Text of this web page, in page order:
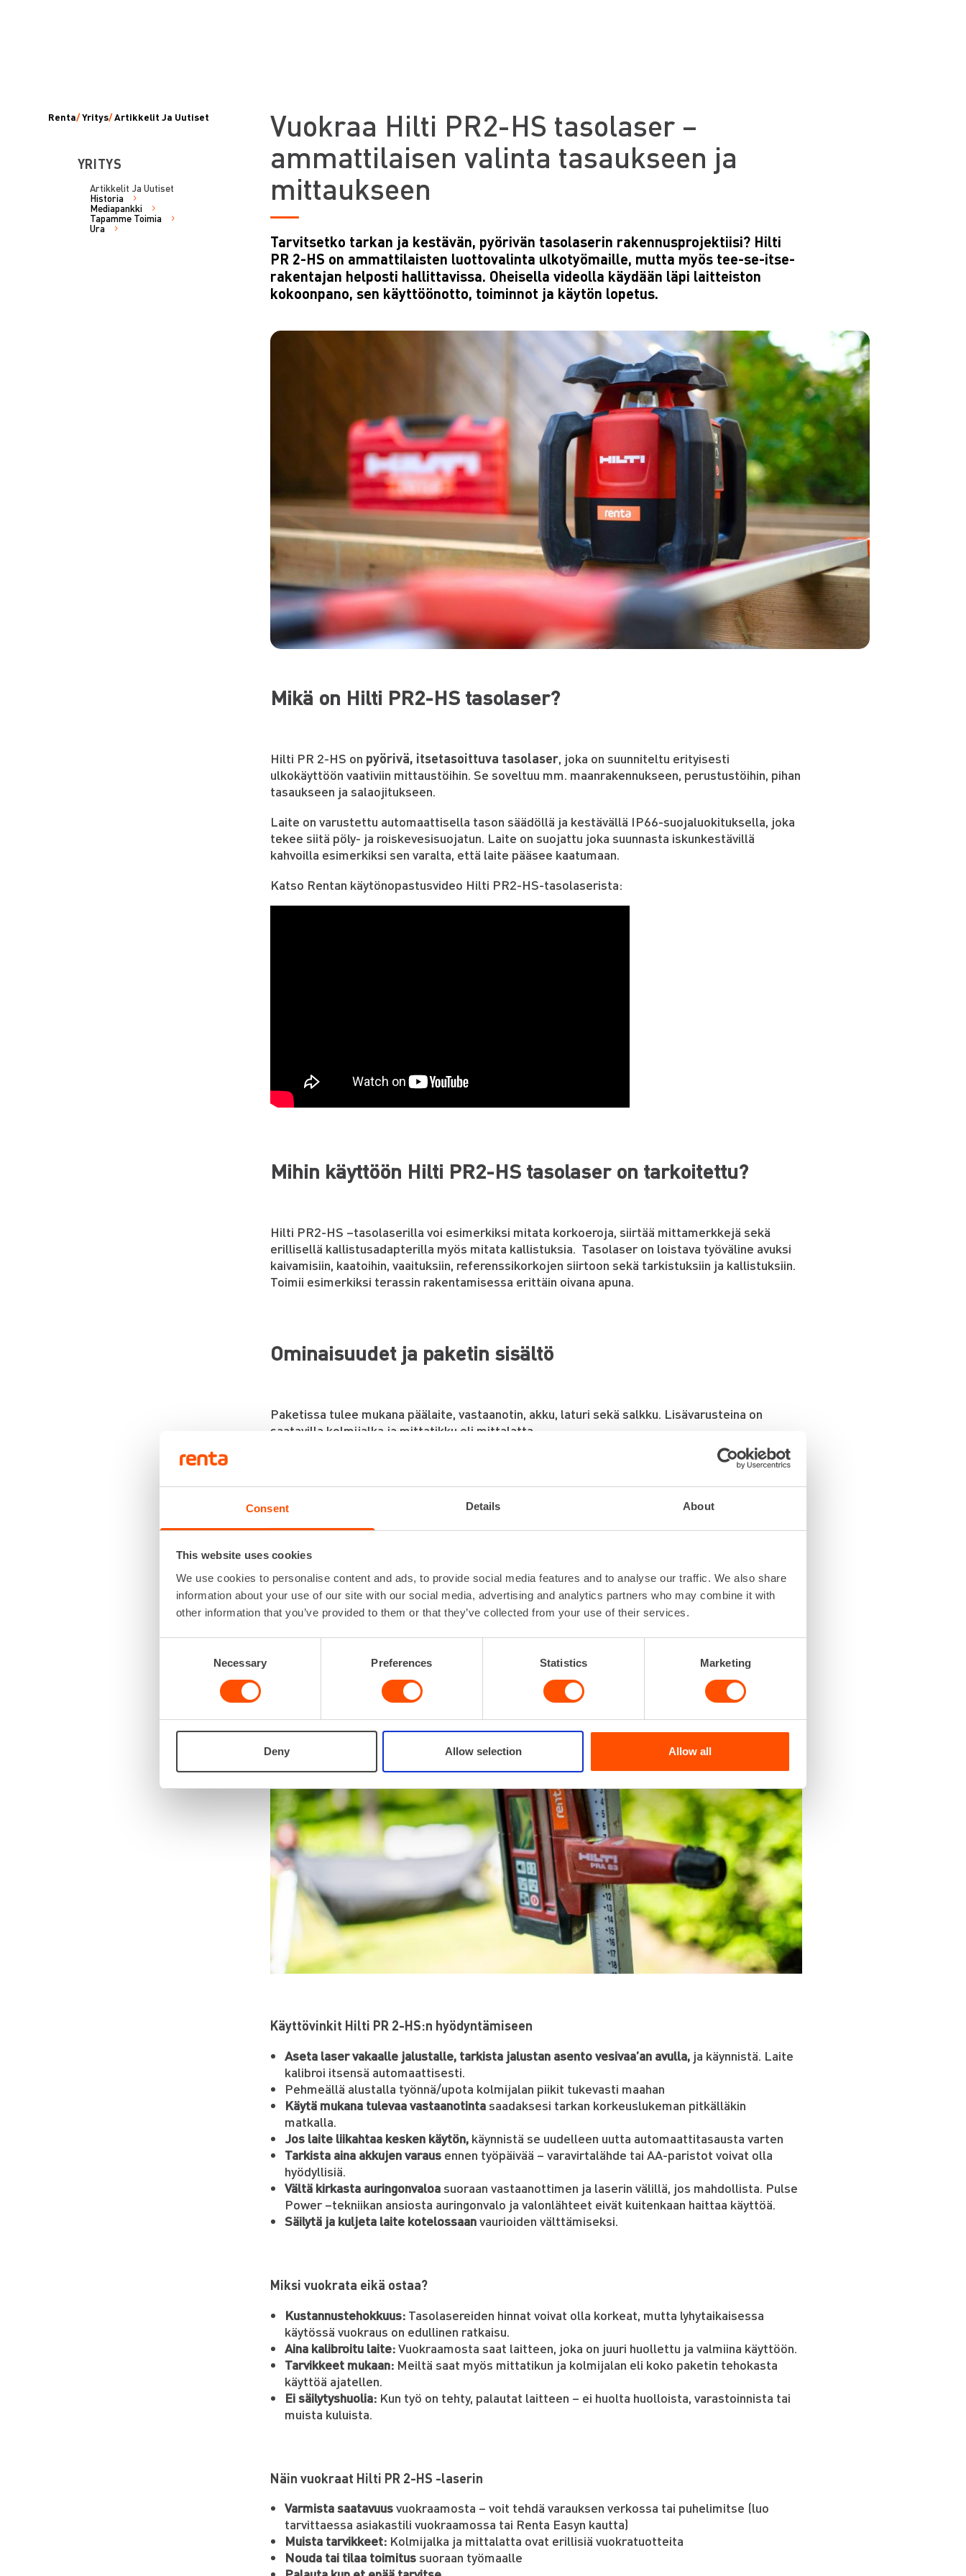
Consent Details About
This website uses cookies
We use cookies to personalise content and ads, to provide social media features and to analyse our traffic. We also share
information about your use of our site with our social media, advertising and analytics partners who may combine it with
other information that you’ve provided to them or that they’ve collected from your use of their services.
Necessary Preferences Statistics Marketing
Deny Allow selection Allow all
Renta/Yritys/Artikkelit Ja Uutiset
YRITYS
Artikkelit Ja Uutiset
Historia
Mediapankki
Tapamme Toimia
Ura
Vuokraa Hilti PR2-HS tasolaser –
ammattilaisen valinta tasaukseen ja
mittaukseen
Tarvitsetko tarkan ja kestävän, pyörivän tasolaserin rakennusprojektiisi? Hilti
PR 2-HS on ammattilaisten luottovalinta ulkotyömaille, mutta myös tee-se-itse-
rakentajan helposti hallittavissa. Oheisella videolla käydään läpi laitteiston
kokoonpano, sen käyttöönotto, toiminnot ja käytön lopetus.
Mikä on Hilti PR2-HS tasolaser?
Hilti PR 2-HS on pyörivä, itsetasoittuva tasolaser, joka on suunniteltu erityisesti
ulkokäyttöön vaativiin mittaustöihin. Se soveltuu mm. maanrakennukseen, perustustöihin, pihan
tasaukseen ja salaojitukseen.
Laite on varustettu automaattisella tason säädöllä ja kestävällä IP66-suojaluokituksella, joka
tekee siitä pöly- ja roiskevesisuojatun. Laite on suojattu joka suunnasta iskunkestävillä
kahvoilla esimerkiksi sen varalta, että laite pääsee kaatumaan.
Katso Rentan käytönopastusvideo Hilti PR2-HS-tasolaserista:
Mihin käyttöön Hilti PR2-HS tasolaser on tarkoitettu?
Hilti PR2-HS –tasolaserilla voi esimerkiksi mitata korkoeroja, siirtää mittamerkkejä sekä
erillisellä kallistusadapterilla myös mitata kallistuksia. Tasolaser on loistava työväline avuksi
kaivamisiin, kaatoihin, vaaituksiin, referenssikorkojen siirtoon sekä tarkistuksiin ja kallistuksiin.
Toimii esimerkiksi terassin rakentamisessa erittäin oivana apuna.
Ominaisuudet ja paketin sisältö
Paketissa tulee mukana päälaite, vastaanotin, akku, laturi sekä salkku. Lisävarusteina on
saatavilla kolmijalka ja mittatikku eli mittalatta.
Tekniset tiedot:
±0,5 mm tarkkuus arvossa 10 m
Iskunkestävä runko ja kahva
Automaattinen kalibrointi käynnistäessä
Tärähdyksen indikaattorivalo/nappi
Toimii ladattavalla Li-ion-akulla tai AA-paristoilla
Käyttövinkit Hilti PR 2-HS:n hyödyntämiseen
Aseta laser vakaalle jalustalle, tarkista jalustan asento vesivaa’an avulla, ja käynnistä. Laite
kalibroi itsensä automaattisesti.
Pehmeällä alustalla työnnä/upota kolmijalan piikit tukevasti maahan
Käytä mukana tulevaa vastaanotintasaadaksesi tarkan korkeuslukeman pitkälläkin
matkalla.
Jos laite liikahtaa kesken käytön, käynnistä se uudelleen uutta automaattitasausta varten
Tarkista aina akkujen varaus ennen työpäivää – varavirtalähde tai AA-paristot voivat olla
hyödyllisiä.
Vältä kirkasta auringonvaloasuoraan vastaanottimen ja laserin välillä, jos mahdollista. Pulse
Power –tekniikan ansiosta auringonvalo ja valonlähteet eivät kuitenkaan haittaa käyttöä.
Säilytä ja kuljeta laite kotelossaanvaurioiden välttämiseksi.
Miksi vuokrata eikä ostaa?
Kustannustehokkuus: Tasolasereiden hinnat voivat olla korkeat, mutta lyhytaikaisessa
käytössä vuokraus on edullinen ratkaisu.
Aina kalibroitu laite:Vuokraamosta saat laitteen, joka on juuri huollettu ja valmiina käyttöön.
Tarvikkeet mukaan: Meiltä saat myös mittatikun ja kolmijalan eli koko paketin tehokasta
käyttöä ajatellen.
Ei säilytyshuolia: Kun työ on tehty, palautat laitteen – ei huolta huolloista, varastoinnista tai
muista kuluista.
Näin vuokraat Hilti PR 2-HS -laserin
Varmista saatavuusvuokraamosta – voit tehdä varauksen verkossa tai puhelimitse (luo
tarvittaessa asiakastili vuokraamossa tai Renta Easyn kautta)
Muista tarvikkeet: Kolmijalka ja mittalatta ovat erillisiä vuokratuotteita
Nouda tai tilaa toimitussuoraan työmaalle